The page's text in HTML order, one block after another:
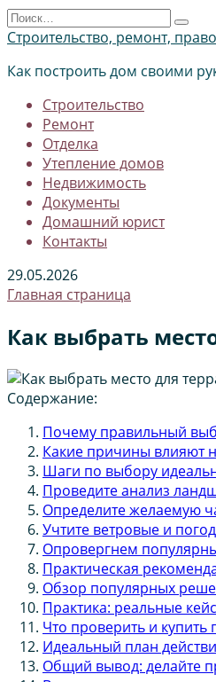
Перейти
к
Search
for:
Строительство, ремонт,
Как построить дом своими
Строительство
Ремонт
Отделка
Утепление домов
Недвижимость
Документы
Домашний юрист
Контакты
29.05.2026
Главная страница
Как выбрать
Содержание:
Почему правильный
Какие причины влияют
Шаги по выбору
Проведите анализ
Определите желаемую
Учтите ветровые и
Опровергнем
Практическая
Обзор популярных
Практика: реальные
Что проверить и купить
Идеальный план
Общий вывод: делайте